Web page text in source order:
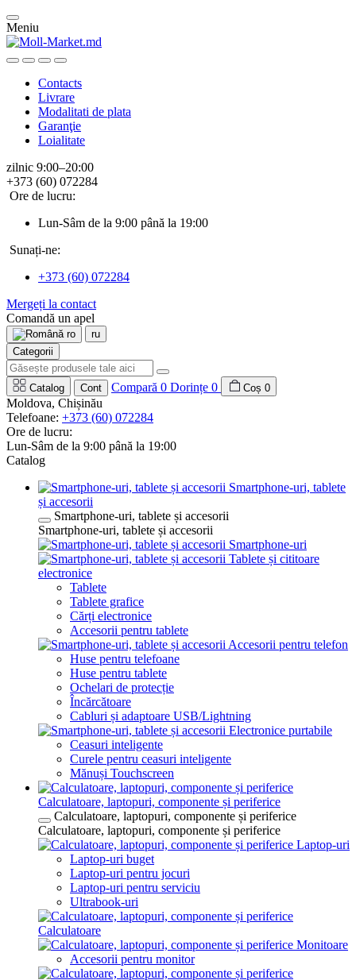
Meniu
Contacts
Livrare
Modalitati de plata
Garanţie
Loialitate
zilnic 9:00–20:00
+373 (60) 072284
Ore de lucru:
Lun-Sâm de la 9:00 până la 19:00
Sunați-ne:
+373 (60) 072284
Mergeți la contact
Comandă un apel
ro
ru
Categorii
Catalog Cont Compară 0 Dorințe 0 Coș 0
Moldova, Chișinău
Telefoane: +373 (60) 072284
Ore de lucru:
Lun-Sâm de la 9:00 până la 19:00
Catalog
Smartphone-uri, tablete
și accesorii
Smartphone-uri, tablete și accesorii
Smartphone-uri, tablete și accesorii
Smartphone-uri
Tablete și cititoare
electronice
Tablete
Tablete grafice
Cărți electronice
Accesorii pentru tablete
Accesorii pentru telefon
Huse pentru telefoane
Huse pentru tablete
Ochelari de protecție
Încărcătoare
Cabluri și adaptoare USB/Lightning
Electronice purtabile
Ceasuri inteligente
Curele pentru ceasuri inteligente
Mănuși Touchscreen
Calculatoare, laptopuri, componente și periferice
Calculatoare, laptopuri, componente și periferice
Calculatoare, laptopuri, componente și periferice
Laptop-uri
Laptop-uri buget
Laptop-uri pentru jocuri
Laptop-uri pentru serviciu
Ultrabook-uri
Calculatoare
Monitoare
Accesorii pentru monitor